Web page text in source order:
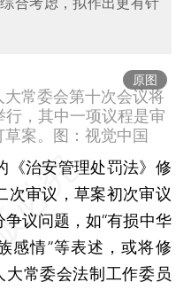
原图
常委会第十次会议将
，其中一项议程是审
案。图：视觉中国
《治安管理处罚法》修
次审议，草案初次审议
议问题，如“有损中华
感情”等表述，或将修
常委会法制工作委员